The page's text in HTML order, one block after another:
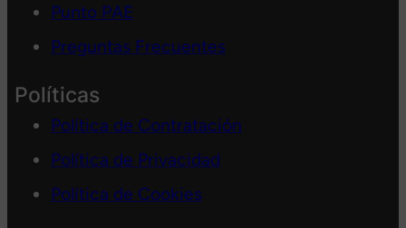
Punto PAE
Preguntas Frecuentes
Políticas
Política de Contratación
Política de Privacidad
Política de Cookies